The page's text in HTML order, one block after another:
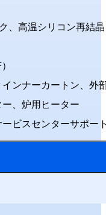
、高温シリコン再結晶
ンナーカートン、外
、炉用ヒーター
ビスセンターサポー